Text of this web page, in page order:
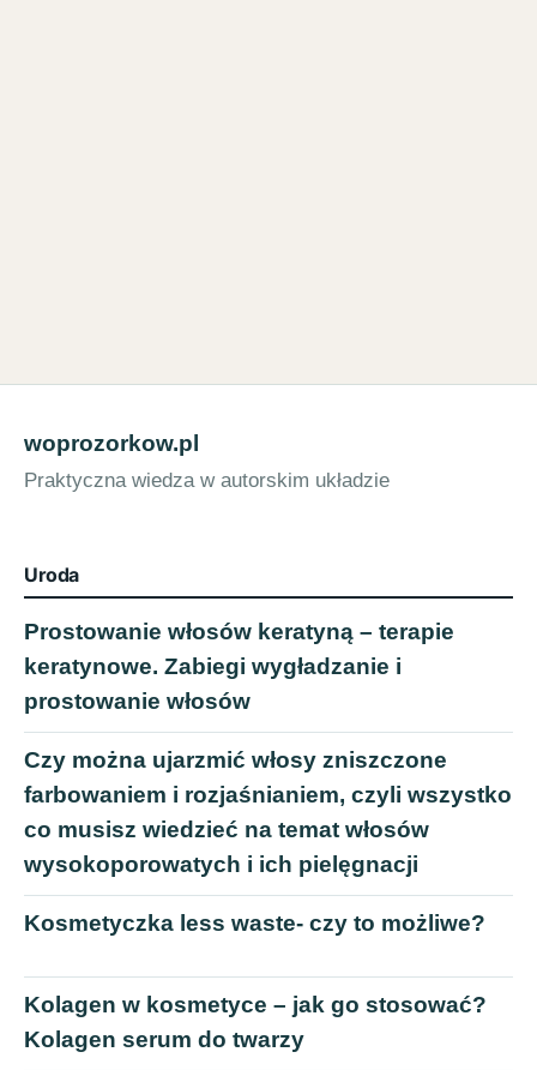
woprozorkow.pl
Praktyczna wiedza w autorskim układzie
Uroda
Prostowanie włosów keratyną – terapie
keratynowe. Zabiegi wygładzanie i
prostowanie włosów
Czy można ujarzmić włosy zniszczone
farbowaniem i rozjaśnianiem, czyli wszystko
co musisz wiedzieć na temat włosów
wysokoporowatych i ich pielęgnacji
Kosmetyczka less waste- czy to możliwe?
Kolagen w kosmetyce – jak go stosować?
Kolagen serum do twarzy